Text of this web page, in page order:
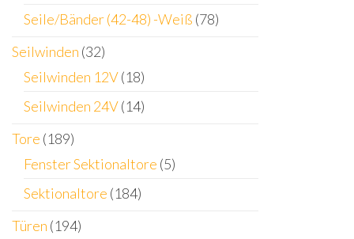
Seile/Bänder (42-48) -Weiß (78)
Seilwinden (32)
Seilwinden 12V(18)
Seilwinden 24V(14)
Tore (189)
Fenster Sektionaltore (5)
Sektionaltore (184)
Türen (194)